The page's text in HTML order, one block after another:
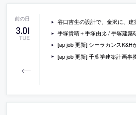
3.01
TUE
谷口吉生の設計で、金沢に、建築
手塚貴晴＋手塚由比 / 手塚建築研究所による、新潟県三条市の、まち
[ap job 更新] シーラカンスK&Hが、ス
[ap job 更新] 千葉学建築計画事務所が、設計スタ